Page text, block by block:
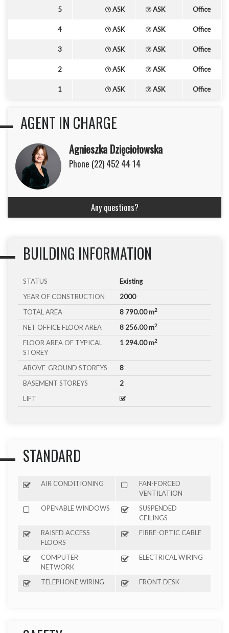
5 ASK ASK Office
4 ASK ASK Office
3 ASK ASK Office
2 ASK ASK Office
1 ASK ASK Office
AGENT IN CHARGE
Agnieszka Dzięciołowska
Phone (22) 452 44 14
Any questions?
BUILDING INFORMATION
STATUS
Existing
YEAR OF CONSTRUCTION
2000
TOTAL AREA
8 790.00 m2
NET OFFICE FLOOR AREA 8 256.00 m2
FLOOR AREA OF TYPICAL
STOREY
1 294.00 m2
ABOVE-GROUND STOREYS
8
BASEMENT STOREYS
2
LIFT
STANDARD
AIR CONDITIONING
FAN-FORCED
VENTILATION
OPENABLE WINDOWS
SUSPENDED
CEILINGS
RAISED ACCESS
FLOORS
FIBRE-OPTIC CABLE
COMPUTER
NETWORK
ELECTRICAL WIRING
TELEPHONE WIRING FRONT DESK